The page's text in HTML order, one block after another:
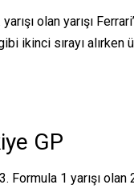
olan yarışı
ikinci sırayı
GP
Formula 1 yarışı